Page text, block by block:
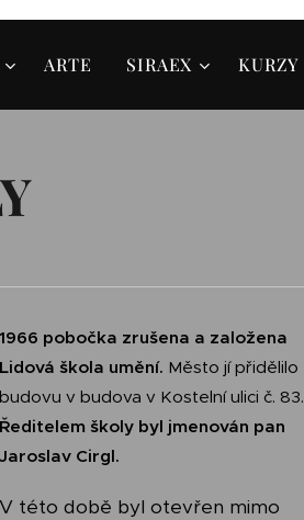
ARTE SIRAEX KURZY
1966 pobočka zrušena a založena
Lidová škola umění. Město jí přidělilo
budovu v budova v Kostelní ulici č. 83.
Ředitelem školy byl jmenován pan
Jaroslav Cirgl.
V této době byl otevřen mimo